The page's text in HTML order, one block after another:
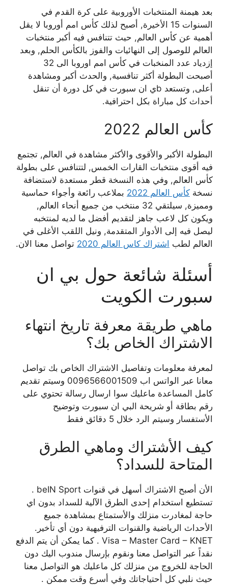
بعد هيمنة المنتخبات الأوروبية على كرة القدم في
السنوات 15 الأخيرة, أصبح لذلك كأس امم أوروبا لا يقل
أهمية عن كأس العالم, حيث تتنافس فيه أكبر منتخبات
العالم للوصول إلى النهائيات والفوز بالكأس الحلم, وبعد
إزدياد عدد المنخبات في كأس امم اوروبا الى 32
أصبحت البطولة أكثر تنافسية, والحدث أكبر ومشاهدة
أعلى, وتستعد bي ان سبورت في كل دورة أن تنقل
أحداث كل مباراة بكل احترافية.
كأس العالم 2022
البطولة الأكبر والأقوى والأكثر مشاهدة في العالم, تجتمع
فيه أقوى منتخبات القارات الخمس, لتتنافس على بطولة
كأس العالم, وفي هذه النسخة قطر مستعدة لاستضافة
نسخة كأس العالم 2022
بملاعب رائعة وأجواء حماسية
ومميزة, سيلتقي 32 منتخب من جميع أنحاء العالم,
ويكون كل لاعب جاهز لتقديم أفضل ما لديه لمنتخبه
ليصل فيه إلى الأدوار المتقدمة, ونيل اللقب الأغلى في
العالم لطب اشتراك كاس العالم 2020 تواصل معنا الان.
أسئلة شائعة حول بي ان
سبورت الكويت
ماهي طريقة معرفة تاريخ انتهاء
الاشتراك الخاص بك؟
لمعرفة معلومات وتفاصيل الاشتراك الخاص بك تواصل
معانا عبر الواتس اب 0096566001509 وسيتم تقديم
كامل المساعدة ماعليك سوا ارسال رسالة تحتوي على
رقم بطاقة أو شريحة البي ان سبورت وتوضيح
الأستفسار وسيتم الرد خلال 5 دقائق فقط
كيف الأشتراك وماهي الطرق
المتاحة للسداد؟
الأن أصبح الاشتراك أسهل في قنوات beIN Sport .
تستطيع استخدام إحدى الطرق الآلية للسداد بدون اي
حاجة لمغادرت منزلك والأستمتاع بمشاهدة جميع
الأحداث الرياضية والقنوات الترفيهية دون أي تأخير.
Visa – Master Card – KNET . كما يمكن أن يتم الدفع
نقداً عبر التواصل معنا ونقوم بإرسال مندوب اليك دون
الحاجة للخروج من منزلك كل ماعليك هو التواصل معنا
حيث نلبي كل أحتياجاتك وفي أسرع وقت ممكن .